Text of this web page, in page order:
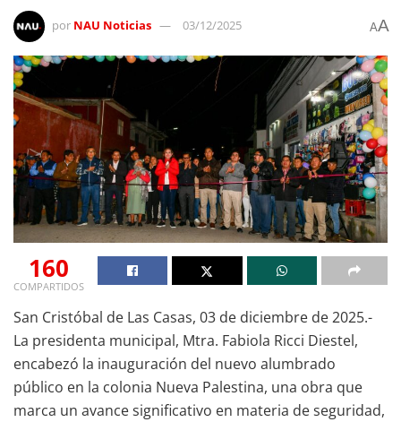
por NAU Noticias 03/12/2025 AA
160
COMPARTIDOS
San Cristóbal de Las Casas, 03 de diciembre de 2025.-
La presidenta municipal, Mtra. Fabiola Ricci Diestel,
encabezó la inauguración del nuevo alumbrado
público en la colonia Nueva Palestina, una obra que
marca un avance significativo en materia de seguridad,